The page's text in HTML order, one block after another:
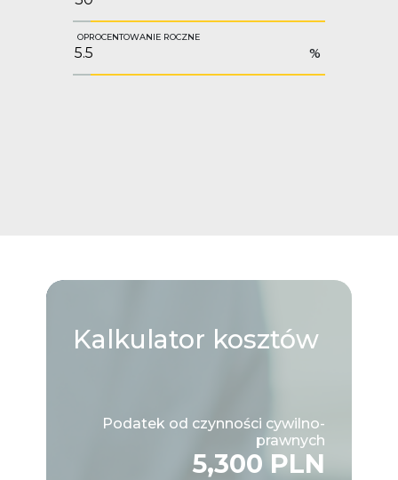
OPROCENTOWANIE ROCZNE
%
Kalkulator kosztów
Podatek od czynności cywilno-
prawnych
5,300 PLN